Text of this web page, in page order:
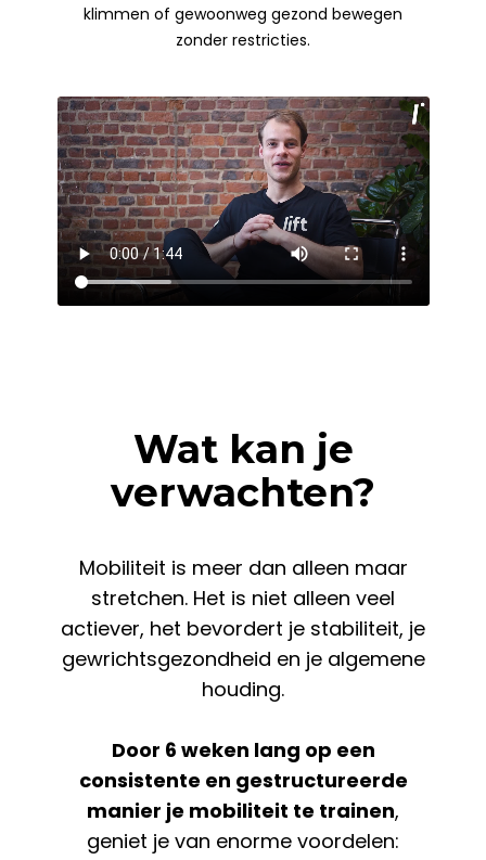
klimmen of gewoonweg gezond bewegen
zonder restricties.
Wat kan je
verwachten?
Mobiliteit is meer dan alleen maar
stretchen. Het is niet alleen veel
actiever, het bevordert je stabiliteit, je
gewrichtsgezondheid en je algemene
houding.
Door 6 weken lang op een
consistente en gestructureerde
manier je mobiliteit te trainen,
geniet je van enorme voordelen: